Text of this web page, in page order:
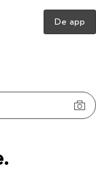
De app